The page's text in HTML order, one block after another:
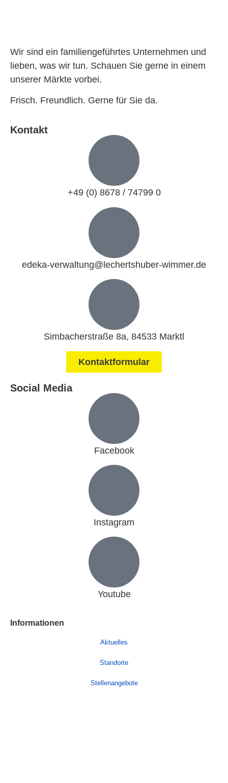
Wir sind ein familiengeführtes Unternehmen und
lieben, was wir tun. Schauen Sie gerne in einem
unserer Märkte vorbei.
Frisch. Freundlich. Gerne für Sie da.
Kontakt
+49 (0) 8678 / 74799 0
edeka-verwaltung@lechertshuber-wimmer.de
Simbacherstraße 8a, 84533 Marktl
Kontaktformular
Social Media
Facebook
Instagram
Youtube
Informationen
Aktuelles
Standorte
Stellenangebote